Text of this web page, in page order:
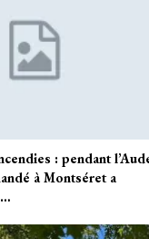
: pendant
à Montséret a